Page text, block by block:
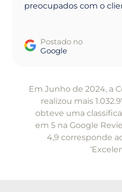
preocupados com o
Postado no
Google
Em Junho de 2024, a
realizou mais
obteve uma
em 5 na Google
4,9 corresponde